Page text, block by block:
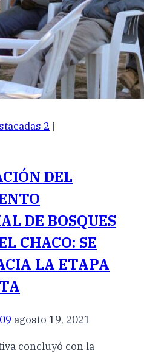
2 |
DEL
DE BOSQUES
CHACO: SE
LA ETAPA
agosto 19, 2021
concluyó con la